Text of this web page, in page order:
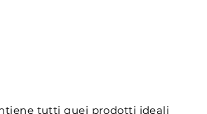
tutti quei prodotti ideali